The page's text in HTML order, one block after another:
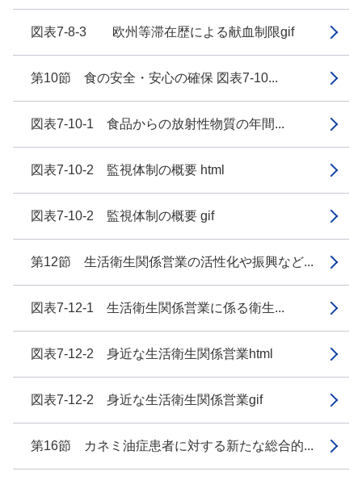
図表7-8-3 欧州等滞在歴による献血制限gif
第10節 食の安全・安心の確保 図表7-10...
図表7-10-1 食品からの放射性物質の年間...
図表7-10-2 監視体制の概要 html
図表7-10-2 監視体制の概要 gif
第12節 生活衛生関係営業の活性化や振興など...
図表7-12-1 生活衛生関係営業に係る衛生...
図表7-12-2 身近な生活衛生関係営業html
図表7-12-2 身近な生活衛生関係営業gif
第16節 カネミ油症患者に対する新たな総合的...